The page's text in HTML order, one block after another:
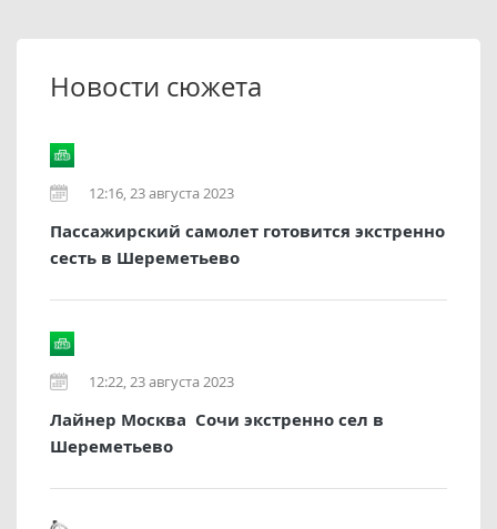
Новости сюжета
12:16, 23 августа 2023
Пассажирский самолет готовится экстренно
сесть в Шереметьево
12:22, 23 августа 2023
Лайнер Москва  Сочи экстренно сел в
Шереметьево